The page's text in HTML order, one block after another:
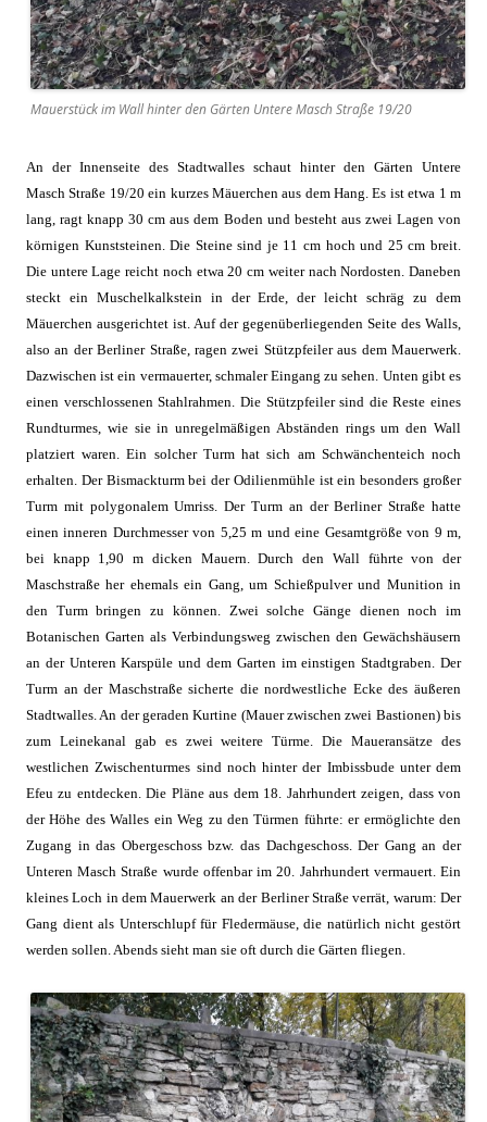
Mauerstück im Wall hinter den Gärten Untere Masch Straße 19/20
An der Innenseite des Stadtwalles schaut hinter den Gärten Untere
Masch Straße 19/20 ein kurzes Mäuerchen aus dem Hang. Es ist etwa 1 m
lang, ragt knapp 30 cm aus dem Boden und besteht aus zwei Lagen von
körnigen Kunststeinen. Die Steine sind je 11 cm hoch und 25 cm breit.
Die untere Lage reicht noch etwa 20 cm weiter nach Nordosten. Daneben
steckt ein Muschelkalkstein in der Erde, der leicht schräg zu dem
Mäuerchen ausgerichtet ist. Auf der gegenüberliegenden Seite des Walls,
also an der Berliner Straße, ragen zwei Stützpfeiler aus dem Mauerwerk.
Dazwischen ist ein vermauerter, schmaler Eingang zu sehen. Unten gibt es
einen verschlossenen Stahlrahmen. Die Stützpfeiler sind die Reste eines
Rundturmes, wie sie in unregelmäßigen Abständen rings um den Wall
platziert waren. Ein solcher Turm hat sich am Schwänchenteich noch
erhalten. Der Bismackturm bei der Odilienmühle ist ein besonders großer
Turm mit polygonalem Umriss. Der Turm an der Berliner Straße hatte
einen inneren Durchmesser von 5,25 m und eine Gesamtgröße von 9 m,
bei knapp 1,90 m dicken Mauern. Durch den Wall führte von der
Maschstraße her ehemals ein Gang, um Schießpulver und Munition in
den Turm bringen zu können. Zwei solche Gänge dienen noch im
Botanischen Garten als Verbindungsweg zwischen den Gewächshäusern
an der Unteren Karspüle und dem Garten im einstigen Stadtgraben. Der
Turm an der Maschstraße sicherte die nordwestliche Ecke des äußeren
Stadtwalles. An der geraden Kurtine (Mauer zwischen zwei Bastionen) bis
zum Leinekanal gab es zwei weitere Türme. Die Maueransätze des
westlichen Zwischenturmes sind noch hinter der Imbissbude unter dem
Efeu zu entdecken. Die Pläne aus dem 18. Jahrhundert zeigen, dass von
der Höhe des Walles ein Weg zu den Türmen führte: er ermöglichte den
Zugang in das Obergeschoss bzw. das Dachgeschoss. Der Gang an der
Unteren Masch Straße wurde offenbar im 20. Jahrhundert vermauert. Ein
kleines Loch in dem Mauerwerk an der Berliner Straße verrät, warum: Der
Gang dient als Unterschlupf für Fledermäuse, die natürlich nicht gestört
werden sollen. Abends sieht man sie oft durch die Gärten fliegen.